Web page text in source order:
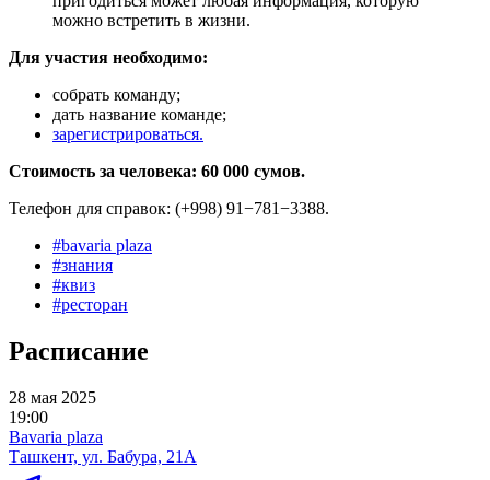
можно встретить в жизни.
Для участия необходимо:
собрать команду;
дать название команде;
зарегистрироваться.
Стоимость за человека: 60 000 сумов.
Телефон для справок: (+998) 91−781−3388.
#bavaria plaza
#знания
#квиз
#ресторан
Расписание
28 мая 2025
19:00
Bavaria plaza
Ташкент, ул. Бабура, 21А